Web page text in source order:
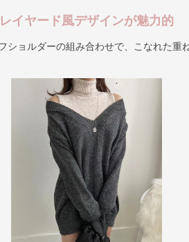
レイヤード風デザインが魅力的
ショルダーの組み合わせで、こなれた重